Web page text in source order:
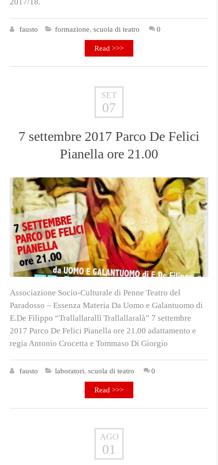
fausto formazione, scuola di teatro 0
Read >>>
SET
07
7 settembre 2017 Parco De Felici
Pianella ore 21.00
Associazione Socio-Culturale di Penne Teatro del
Paradosso – Essenza Materia Da Uomo e Galantuomo di
E.De Filippo “Trallallarallì Trallallaralà” 7 settembre
2017 Parco De Felici Pianella ore 21.00 adattamento e
regia Antonio Crocetta e Tommaso Di Giorgio
fausto laboratori, scuola di teatro 0
Read >>>
AGO
01